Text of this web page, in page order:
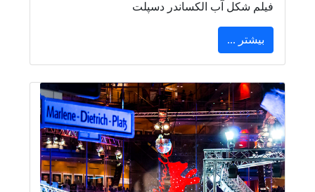
فیلم شکل آب الکساندر دسپلت
بیشتر ...